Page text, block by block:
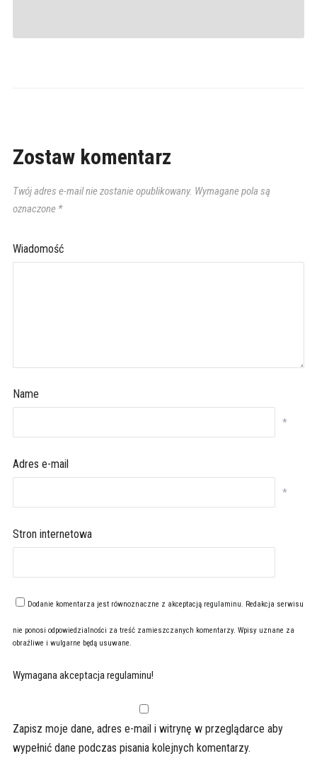
Zostaw komentarz
Twój adres e-mail nie zostanie opublikowany. Wymagane pola są
oznaczone *
Wiadomość
Name
*
Adres e-mail
*
Stron internetowa
Dodanie komentarza jest równoznaczne z akceptacją regulaminu. Redakcja serwisu
nie ponosi odpowiedzialności za treść zamieszczanych komentarzy. Wpisy uznane za
obraźliwe i wulgarne będą usuwane.
Wymagana akceptacja regulaminu!
Zapisz moje dane, adres e-mail i witrynę w przeglądarce aby
wypełnić dane podczas pisania kolejnych komentarzy.